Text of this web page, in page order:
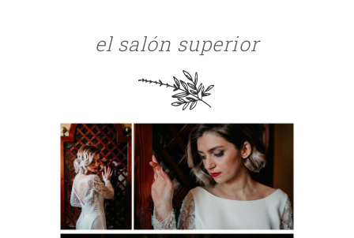
el salón superior